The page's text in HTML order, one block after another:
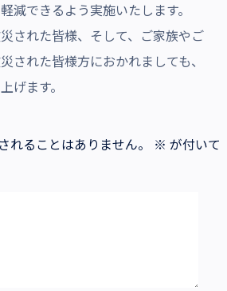
減できるよう実施いたします。
された皆様、そして、ご家族やご
された皆様方におかれましても、
げます。
れることはありません。
※ が付いて